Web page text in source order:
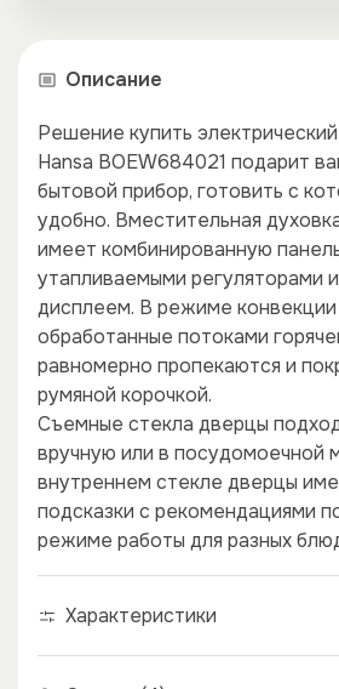
Описание
Решение купить
Hansa BOEW684021 подарит
бытовой прибор, готовить с
удобно. Вместительная
имеет комбинированную
утапливаемыми регуляторами
дисплеем. В режиме конвекции
обработанные потоками
равномерно пропекаются и
румяной корочкой.
Съемные стекла дверцы
вручную или в посудомоечной
внутреннем стекле дверцы
подсказки с рекомендациями
режиме работы для разных
Характеристики